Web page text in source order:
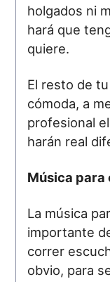
holgados ni
hará que
quiere.
El resto de
cómoda, a
profesional
harán real
Música para
La música
importante
correr
obvio, para